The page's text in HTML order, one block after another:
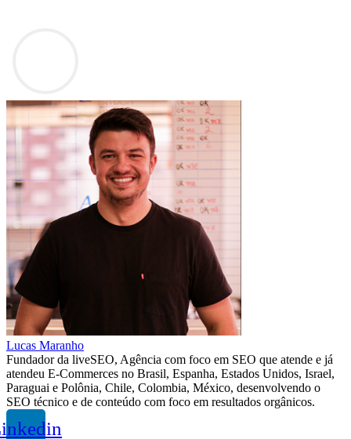
Lucas Maranho
Fundador da liveSEO, Agência com foco em SEO que atende e já
atendeu E-Commerces no Brasil, Espanha, Estados Unidos, Israel,
Paraguai e Polônia, Chile, Colombia, México, desenvolvendo o
SEO técnico e de conteúdo com foco em resultados orgânicos.